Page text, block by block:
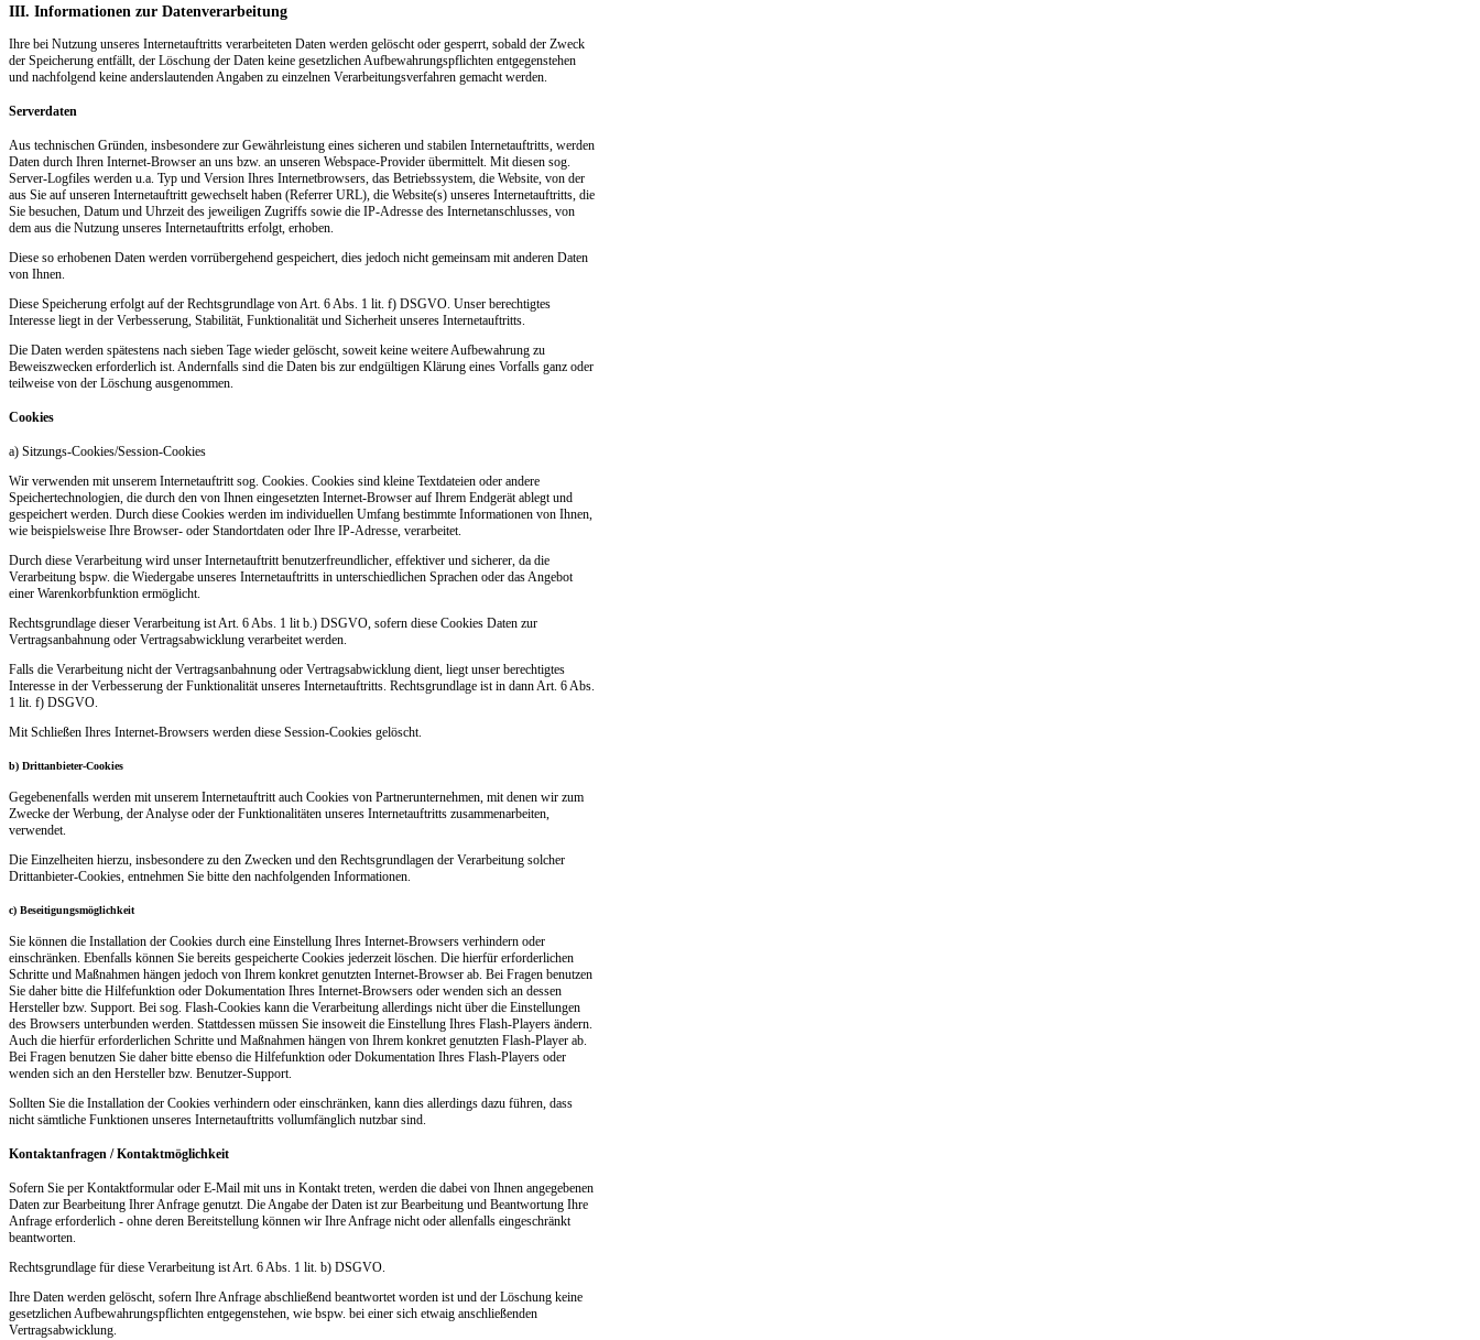
III. Informationen zur Datenverarbeitung
Ihre bei Nutzung unseres Internetauftritts verarbeiteten Daten werden gelöscht oder gesperrt, sobald der Zweck
der Speicherung entfällt, der Löschung der Daten keine gesetzlichen Aufbewahrungspflichten entgegenstehen
und nachfolgend keine anderslautenden Angaben zu einzelnen Verarbeitungsverfahren gemacht werden.
Serverdaten
Aus technischen Gründen, insbesondere zur Gewährleistung eines sicheren und stabilen Internetauftritts, werden
Daten durch Ihren Internet-Browser an uns bzw. an unseren Webspace-Provider übermittelt. Mit diesen sog.
Server-Logfiles werden u.a. Typ und Version Ihres Internetbrowsers, das Betriebssystem, die Website, von der
aus Sie auf unseren Internetauftritt gewechselt haben (Referrer URL), die Website(s) unseres Internetauftritts, die
Sie besuchen, Datum und Uhrzeit des jeweiligen Zugriffs sowie die IP-Adresse des Internetanschlusses, von
dem aus die Nutzung unseres Internetauftritts erfolgt, erhoben.
Diese so erhobenen Daten werden vorrübergehend gespeichert, dies jedoch nicht gemeinsam mit anderen Daten
von Ihnen.
Diese Speicherung erfolgt auf der Rechtsgrundlage von Art. 6 Abs. 1 lit. f) DSGVO. Unser berechtigtes
Interesse liegt in der Verbesserung, Stabilität, Funktionalität und Sicherheit unseres Internetauftritts.
Die Daten werden spätestens nach sieben Tage wieder gelöscht, soweit keine weitere Aufbewahrung zu
Beweiszwecken erforderlich ist. Andernfalls sind die Daten bis zur endgültigen Klärung eines Vorfalls ganz oder
teilweise von der Löschung ausgenommen.
Cookies
a) Sitzungs-Cookies/Session-Cookies
Wir verwenden mit unserem Internetauftritt sog. Cookies. Cookies sind kleine Textdateien oder andere
Speichertechnologien, die durch den von Ihnen eingesetzten Internet-Browser auf Ihrem Endgerät ablegt und
gespeichert werden. Durch diese Cookies werden im individuellen Umfang bestimmte Informationen von Ihnen,
wie beispielsweise Ihre Browser- oder Standortdaten oder Ihre IP-Adresse, verarbeitet.
Durch diese Verarbeitung wird unser Internetauftritt benutzerfreundlicher, effektiver und sicherer, da die
Verarbeitung bspw. die Wiedergabe unseres Internetauftritts in unterschiedlichen Sprachen oder das Angebot
einer Warenkorbfunktion ermöglicht.
Rechtsgrundlage dieser Verarbeitung ist Art. 6 Abs. 1 lit b.) DSGVO, sofern diese Cookies Daten zur
Vertragsanbahnung oder Vertragsabwicklung verarbeitet werden.
Falls die Verarbeitung nicht der Vertragsanbahnung oder Vertragsabwicklung dient, liegt unser berechtigtes
Interesse in der Verbesserung der Funktionalität unseres Internetauftritts. Rechtsgrundlage ist in dann Art. 6 Abs.
1 lit. f) DSGVO.
Mit Schließen Ihres Internet-Browsers werden diese Session-Cookies gelöscht.
b) Drittanbieter-Cookies
Gegebenenfalls werden mit unserem Internetauftritt auch Cookies von Partnerunternehmen, mit denen wir zum
Zwecke der Werbung, der Analyse oder der Funktionalitäten unseres Internetauftritts zusammenarbeiten,
verwendet.
Die Einzelheiten hierzu, insbesondere zu den Zwecken und den Rechtsgrundlagen der Verarbeitung solcher
Drittanbieter-Cookies, entnehmen Sie bitte den nachfolgenden Informationen.
c) Beseitigungsmöglichkeit
Sie können die Installation der Cookies durch eine Einstellung Ihres Internet-Browsers verhindern oder
einschränken. Ebenfalls können Sie bereits gespeicherte Cookies jederzeit löschen. Die hierfür erforderlichen
Schritte und Maßnahmen hängen jedoch von Ihrem konkret genutzten Internet-Browser ab. Bei Fragen benutzen
Sie daher bitte die Hilfefunktion oder Dokumentation Ihres Internet-Browsers oder wenden sich an dessen
Hersteller bzw. Support. Bei sog. Flash-Cookies kann die Verarbeitung allerdings nicht über die Einstellungen
des Browsers unterbunden werden. Stattdessen müssen Sie insoweit die Einstellung Ihres Flash-Players ändern.
Auch die hierfür erforderlichen Schritte und Maßnahmen hängen von Ihrem konkret genutzten Flash-Player ab.
Bei Fragen benutzen Sie daher bitte ebenso die Hilfefunktion oder Dokumentation Ihres Flash-Players oder
wenden sich an den Hersteller bzw. Benutzer-Support.
Sollten Sie die Installation der Cookies verhindern oder einschränken, kann dies allerdings dazu führen, dass
nicht sämtliche Funktionen unseres Internetauftritts vollumfänglich nutzbar sind.
Kontaktanfragen / Kontaktmöglichkeit
Sofern Sie per Kontaktformular oder E-Mail mit uns in Kontakt treten, werden die dabei von Ihnen angegebenen
Daten zur Bearbeitung Ihrer Anfrage genutzt. Die Angabe der Daten ist zur Bearbeitung und Beantwortung Ihre
Anfrage erforderlich - ohne deren Bereitstellung können wir Ihre Anfrage nicht oder allenfalls eingeschränkt
beantworten.
Rechtsgrundlage für diese Verarbeitung ist Art. 6 Abs. 1 lit. b) DSGVO.
Ihre Daten werden gelöscht, sofern Ihre Anfrage abschließend beantwortet worden ist und der Löschung keine
gesetzlichen Aufbewahrungspflichten entgegenstehen, wie bspw. bei einer sich etwaig anschließenden
Vertragsabwicklung.